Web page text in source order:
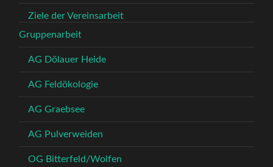
Ziele der Vereinsarbeit
Gruppenarbeit
AG Dölauer Heide
AG Feldökologie
AG Graebsee
AG Pulverweiden
OG Bitterfeld/Wolfen